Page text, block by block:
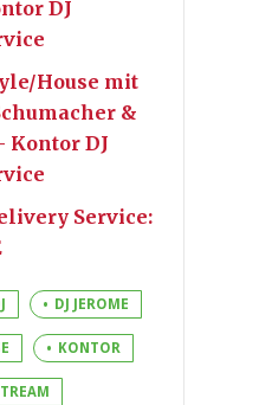
DJ
House mit
&
Kontor DJ
Service:
DJ JEROME
KONTOR